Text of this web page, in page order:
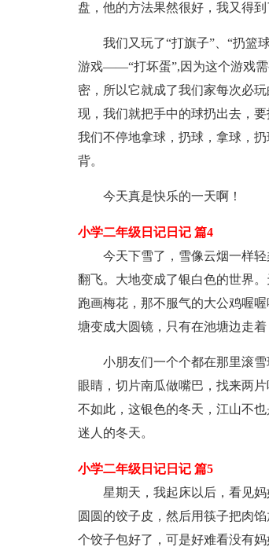
盘，他的方法果然很好，我又得到
我们又玩了“打旗子”、“扔篮
游戏——“打坏蛋”,因为这个游戏
密，所以它就成了我们家每次必
现，我们就把手中的球扔出去，
我们不停地拿球，扔球，拿球，
背。
今天真是快乐的一天啊！
小学二年级日记日记 篇4
今天下雪了，雪像云烟一样
翻飞。大地变成了银白色的世界
跑画梅花，那不服气的大公鸡喔
塘变成大圆镜，只有在池塘边走着
小朋友们一个个都在那里滚
眼睛，切片南瓜做嘴巴，找来两
不如此，这银色的冬天，江山不
迷人的冬天。
小学二年级日记日记 篇5
星期天，我起床以后，看见
圆圆的饺子皮，然后用筷子把肉
个饺子包好了，可是好难看没有